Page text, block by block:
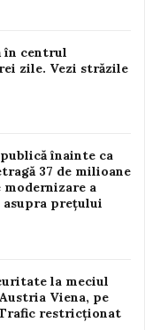
în centrul
zile. Vezi străzile
înainte ca
37 de milioane
a
prețului
la meciul
Viena, pe
Trafic restricționat